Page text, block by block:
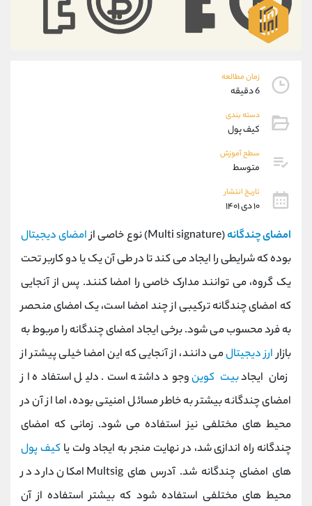
زمان مطالعه
6 دقیقه
دسته بندی
کیف پول
سطح آموزش
متوسط
تاریخ انتشار
۱۰ دی ۱۴۰۱
امضای چندگانه(Multi signature) نوع خاصی از
امضای دیجیتال
بوده که شرایطی را ایجاد می کند تا در طی آن یک یا دو کاربر تحت
یک گروه، می توانند مدارک خاصی را امضا کنند. پس از آنجایی
که امضای چندگانه ترکیبی از چند امضا است، یک امضای منحصر
به فرد محسوب می شود. برخی ایجاد امضای چندگانه را مربوط به
بازارارز دیجیتالمی دانند، از آنجایی که این امضا خیلی پیشتر از
زمان ایجادبیت کوینوجود داشته است. دلیل استفاده از
امضای چندگانه بیشتر به خاطر مسائل امنیتی بوده، اما از آن در
محیط های مختلفی نیز استفاده می شود. زمانی که امضای
چندگانه راه اندازی شد، در نهایت منجر به ایجاد ولت یاکیف پول
های امضای چندگانه شد. آدرس های Multsig امکان دارد در
محیط های مختلفی استفاده شود که بیشتر استفاده از آن
09101364784
واتساپ شروع گفتگو
تلگرام @Armteam_admin_104
پشتیبان فروش
موبایل
واتساپ
داخلی
اطلاعات تماس
تلفن 021-22021030
بدون پیش شماره 90001030
اینستاگرام @alireza.mehrabii
کانال تلگرام @alirezamehrabi_com